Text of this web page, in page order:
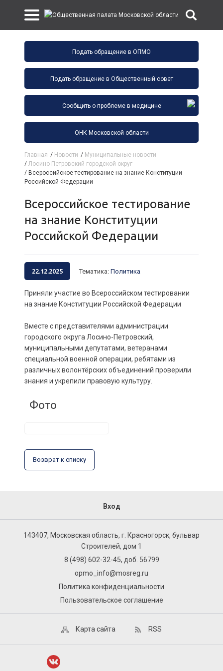
Подать обращение в ОПМО
Подать обращение в Общественный совет
Сообщить о проблеме в медицине
ОНК Московской области
Главная / Новости / Муниципальные новости
/ Лосино-Петровский городской округ
/ Всероссийское тестирование на знание Конституции
Российской Федерации
Всероссийское тестирование
на знание Конституции
Российской Федерации
22.12.2025 Тематика: Политика
Приняли участие во Всероссийском тестировании
на знание Конституции Российской Федерации
Вместе с представителями администрации
городского округа Лосино-Петровский,
муниципальными депутатами, ветеранами
специальной военной операции, ребятами из
различных волонтёрских объединений проверили
знания и укрепили правовую культуру.
Фото
Возврат к списку
Вход
143407, Московская область, г. Красногорск, бульвар
Строителей, дом 1
8 (498) 602-32-45, доб. 56799
opmo_info@mosreg.ru
Политика конфиденциальности
Пользовательское соглашение
Карта сайта RSS